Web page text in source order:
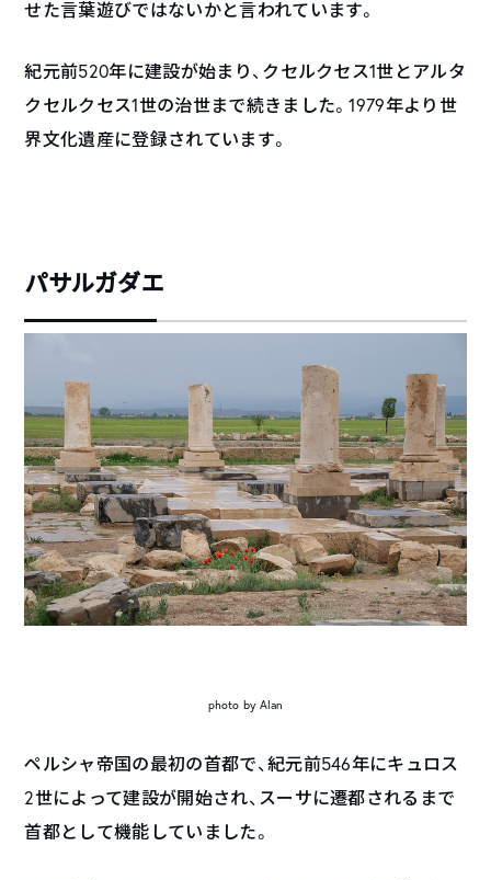
せた言葉遊びではないかと言われています。
紀元前520年に建設が始まり、クセルクセス1世とアルタ
クセルクセス1世の治世まで続きました。1979年より世
界文化遺産に登録されています。
パサルガダエ
photo by Alan
ペルシャ帝国の最初の首都で、紀元前546年にキュロス
2世によって建設が開始され、スーサに遷都されるまで
首都として機能していました。